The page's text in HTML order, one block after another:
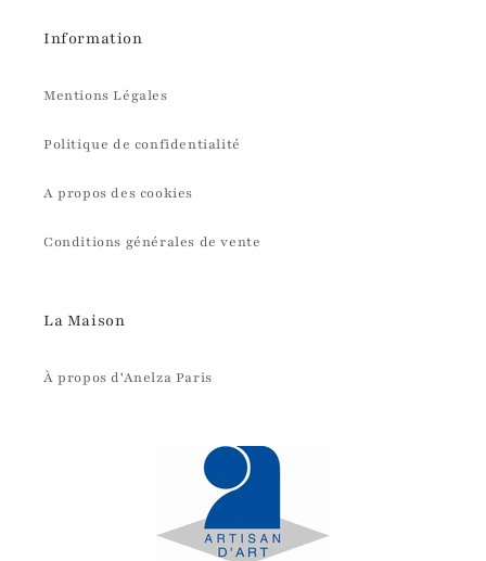
Information
Mentions Légales
Politique de confidentialité
A propos des cookies
Conditions générales de vente
La Maison
À propos d'Anelza Paris